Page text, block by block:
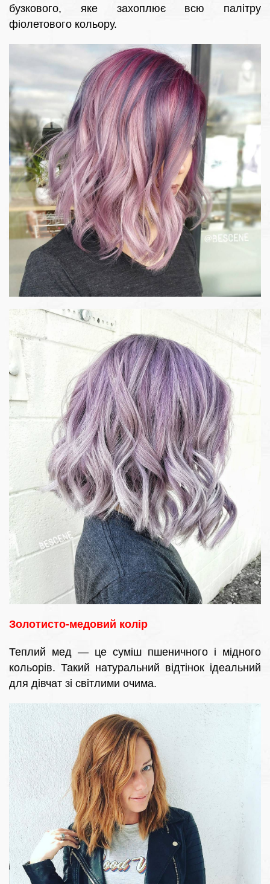
бузкового, яке захоплює всю палітру
фіолетового кольору.
Золотисто-медовий колір
Теплий мед — це суміш пшеничного і мідного
кольорів. Такий натуральний відтінок ідеальний
для дівчат зі світлими очима.